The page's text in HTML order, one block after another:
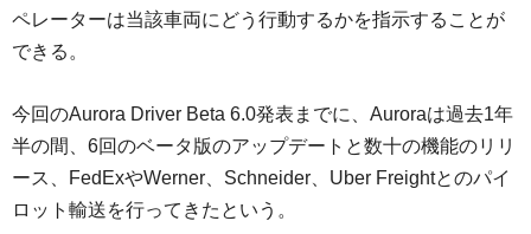
ペレーターは当該車両にどう行動するかを指示することが
できる。
今回のAurora Driver Beta 6.0発表までに、Auroraは過去1年
半の間、6回のベータ版のアップデートと数十の機能のリリ
ース、FedExやWerner、Schneider、Uber Freightとのパイ
ロット輸送を行ってきたという。